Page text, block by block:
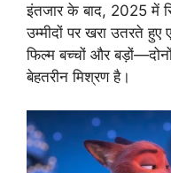
इंतजार के बाद, 2025 में
उम्मीदों पर खरा उतरते
फिल्म बच्चों और
बेहतरीन मिश्रण है।